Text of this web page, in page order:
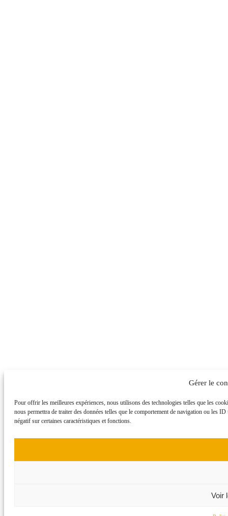
Gérer le
Pour offrir les meilleures expériences, nous utilisons des technologies telles que les
nous permettra de traiter des données telles que le comportement de navigation ou les
négatif sur certaines caractéristiques et fonctions.
Voir